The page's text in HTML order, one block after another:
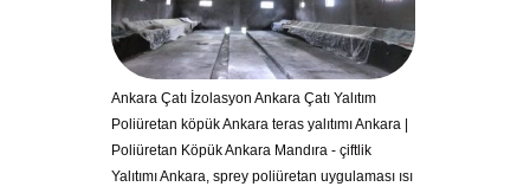
Ankara Çatı İzolasyon Ankara Çatı Yalıtım
Poliüretan köpük Ankara teras yalıtımı Ankara |
Poliüretan Köpük Ankara Mandıra - çiftlik
Yalıtımı Ankara, sprey poliüretan uygulaması ısı